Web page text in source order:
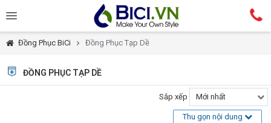
Đồng Phục BiCi Đồng Phục Tạp Dề
ĐỒNG PHỤC TẠP DỀ
Sắp xếp Mới nhất
Thu gọn nội dung